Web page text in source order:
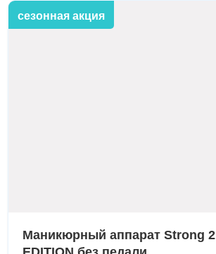
сезонная акция
Маникюрный аппарат Strong